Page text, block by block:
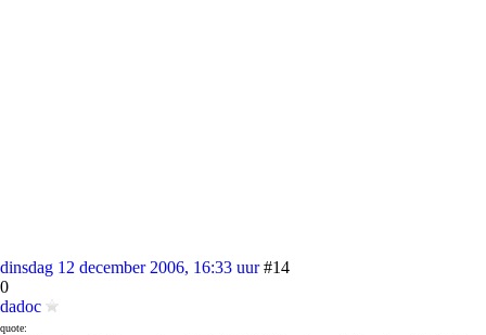
dinsdag 12 december 2006, 16:33 uur #14
0
dadoc
quote: